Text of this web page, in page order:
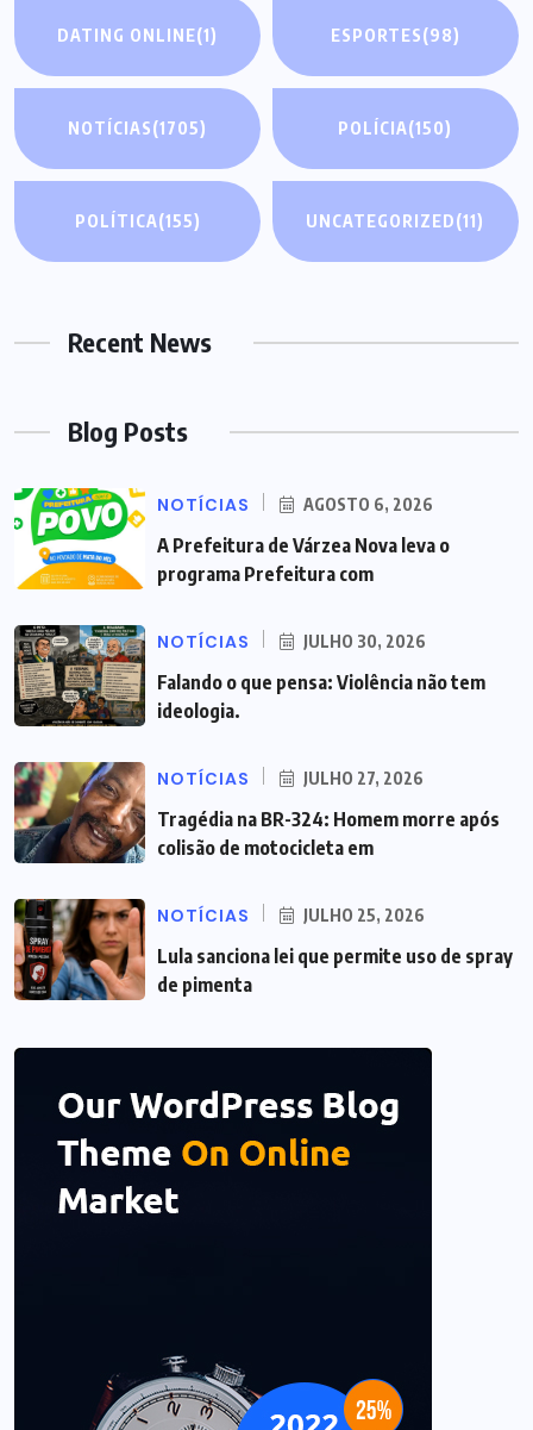
DATING ONLINE(1) ESPORTES(98)
NOTÍCIAS(1705) POLÍCIA(150)
POLÍTICA(155) UNCATEGORIZED(11)
Recent News
Blog Posts
NOTÍCIAS AGOSTO 6, 2026
A Prefeitura de Várzea Nova leva o
programa Prefeitura com
NOTÍCIAS JULHO 30, 2026
Falando o que pensa: Violência não tem
ideologia.
NOTÍCIAS JULHO 27, 2026
Tragédia na BR-324: Homem morre após
colisão de motocicleta em
NOTÍCIAS JULHO 25, 2026
Lula sanciona lei que permite uso de spray
de pimenta